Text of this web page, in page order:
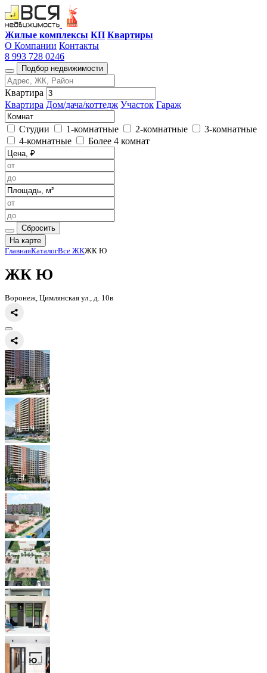
Жилые комплексы КП Квартиры
О Компании Контакты
8 993 728 0246
Подбор недвижимости
Квартира
Квартира Дом/дача/коттедж Участок Гараж
Студии 1-комнатные 2-комнатные
3-комнатные
4-комнатные
Более 4 комнат
Сбросить
На карте
Главная
ЖК Ю
Воронеж, Цимлянская ул., д. 10в